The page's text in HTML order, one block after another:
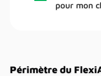
pour mon
Périmètre du